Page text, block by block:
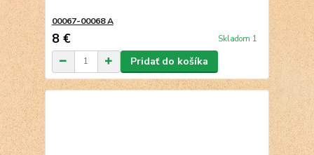
00067-00068 A
8 € Skladom 1
Pridať do košíka